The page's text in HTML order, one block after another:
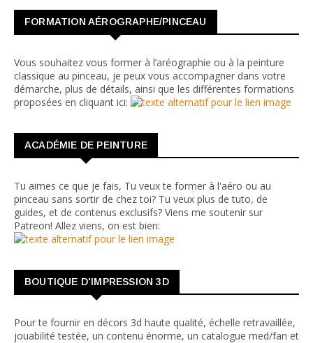
FORMATION AÉROGRAPHE/PINCEAU
Vous souhaitez vous former à l’aréographie ou à la peinture
classique au pinceau, je peux vous accompagner dans votre
démarche, plus de détails, ainsi que les différentes formations
proposées en cliquant ici:
ACADÉMIE DE PEINTURE
Tu aimes ce que je fais, Tu veux te former à l'aéro ou au
pinceau sans sortir de chez toi? Tu veux plus de tuto, de
guides, et de contenus exclusifs? Viens me soutenir sur
Patreon! Allez viens, on est bien:
BOUTIQUE D'IMPRESSION 3D
Pour te fournir en décors 3d haute qualité, échelle retravaillée,
jouabilité testée, un contenu énorme, un catalogue med/fan et